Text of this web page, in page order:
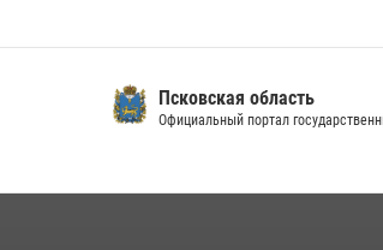
Псковская область
Официальный портал